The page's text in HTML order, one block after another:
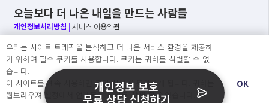
오늘보다 더 나은 내일을 만드는 사람들
개인정보처리방침 | 서비스 이용약관
○ 개인정보보호 컴플라이언스를 선도하겠습니다.
○ 정보주체의 권리를 보장하겠습니다.
○ 기업의 개인정보보호를 위한 효율적 관리를 보장하겠습니다.
우리는 사이트 트래픽을 분석하고 더 나은 서비스 환경을 제공하
기 위하여 필수 쿠키를 사용합니다. 쿠키는 귀하를 식별할 수 없
습니다.
이 사이트를 계속 사용하면 쿠키 사용에 동의하게 됩니다. 귀하는
웹브라우져 설정에서 언제든지 쿠키를 삭제 할 수있습니다.
OK
개인정보 보호
무료 상담 신청하기